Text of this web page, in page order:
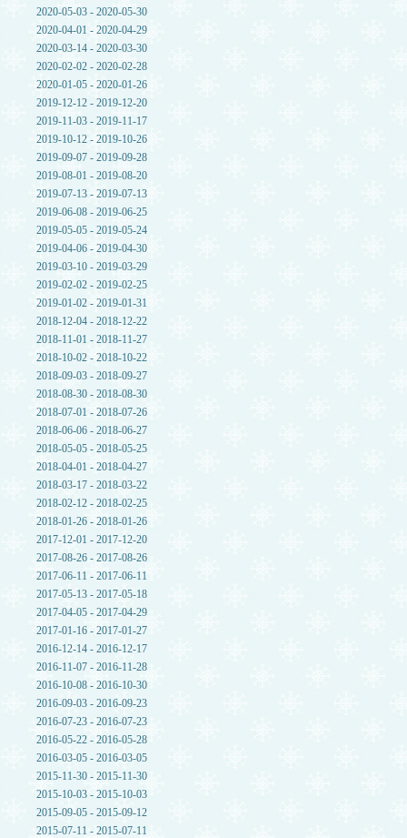
2020-05-03 - 2020-05-30
2020-04-01 - 2020-04-29
2020-03-14 - 2020-03-30
2020-02-02 - 2020-02-28
2020-01-05 - 2020-01-26
2019-12-12 - 2019-12-20
2019-11-03 - 2019-11-17
2019-10-12 - 2019-10-26
2019-09-07 - 2019-09-28
2019-08-01 - 2019-08-20
2019-07-13 - 2019-07-13
2019-06-08 - 2019-06-25
2019-05-05 - 2019-05-24
2019-04-06 - 2019-04-30
2019-03-10 - 2019-03-29
2019-02-02 - 2019-02-25
2019-01-02 - 2019-01-31
2018-12-04 - 2018-12-22
2018-11-01 - 2018-11-27
2018-10-02 - 2018-10-22
2018-09-03 - 2018-09-27
2018-08-30 - 2018-08-30
2018-07-01 - 2018-07-26
2018-06-06 - 2018-06-27
2018-05-05 - 2018-05-25
2018-04-01 - 2018-04-27
2018-03-17 - 2018-03-22
2018-02-12 - 2018-02-25
2018-01-26 - 2018-01-26
2017-12-01 - 2017-12-20
2017-08-26 - 2017-08-26
2017-06-11 - 2017-06-11
2017-05-13 - 2017-05-18
2017-04-05 - 2017-04-29
2017-01-16 - 2017-01-27
2016-12-14 - 2016-12-17
2016-11-07 - 2016-11-28
2016-10-08 - 2016-10-30
2016-09-03 - 2016-09-23
2016-07-23 - 2016-07-23
2016-05-22 - 2016-05-28
2016-03-05 - 2016-03-05
2015-11-30 - 2015-11-30
2015-10-03 - 2015-10-03
2015-09-05 - 2015-09-12
2015-07-11 - 2015-07-11